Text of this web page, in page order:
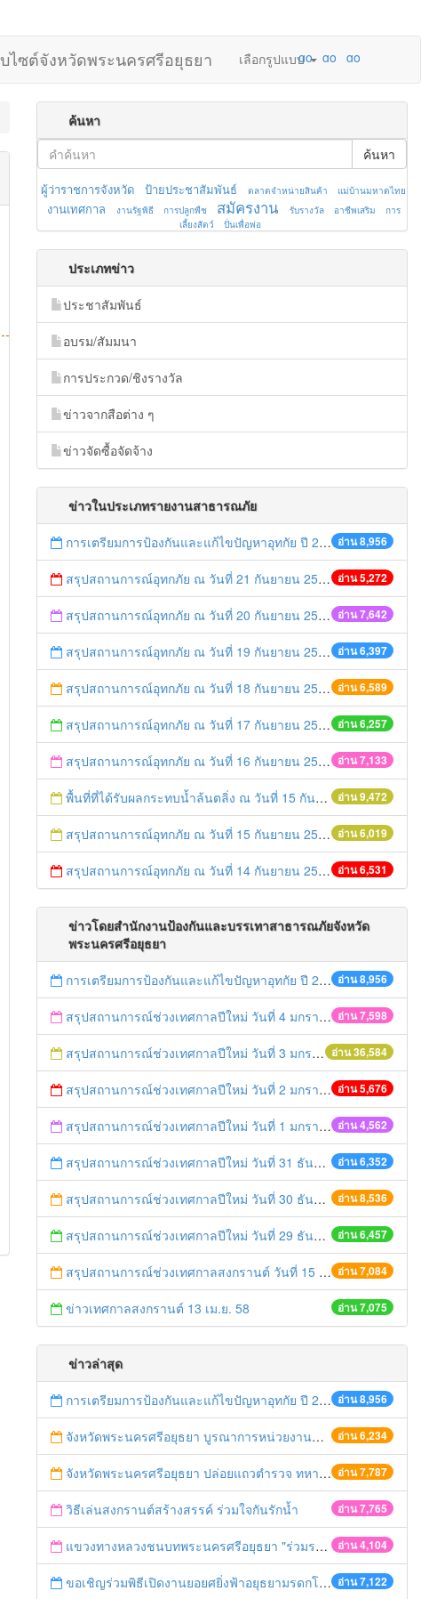
บไซต์จังหวัดพระนครศรีอยุธยา เลือกรูปแบบ
ค้นหา
ค้นหา
ผู้ว่าราชการจังหวัด ป้ายประชาสัมพันธ์ ตลาดจำหน่ายสินค้า แม่บ้านมหาดไทย
งานเทศกาล งานรัฐพิธี การปลูกพืช สมัครงาน รับรางวัล อาชีพเสริม
การ
เลี้ยงสัตว์
ปั่นเพื่อพ่อ
ประเภทข่าว
ประชาสัมพันธ์
อบรม/สัมมนา
การประกวด/ชิงรางวัล
ข่าวจากสือต่าง ๆ
ข่าวจัดซื้อจัดจ้าง
ข่าวในประเภทรายงานสาธารณภัย
อ่าน 8,956
การเตรียมการป้องกันและแก้ไขปัญหาอุทกัย ปี 2561
อ่าน 5,272
สรุปสถานการณ์อุทกภัย ณ วันที่ 21 กันยายน 2557
อ่าน 7,642
สรุปสถานการณ์อุทกภัย ณ วันที่ 20 กันยายน 2557
อ่าน 6,397
สรุปสถานการณ์อุทกภัย ณ วันที่ 19 กันยายน 2557
อ่าน 6,589
สรุปสถานการณ์อุทกภัย ณ วันที่ 18 กันยายน 2557
อ่าน 6,257
สรุปสถานการณ์อุทกภัย ณ วันที่ 17 กันยายน 2557
อ่าน 7,133
สรุปสถานการณ์อุทกภัย ณ วันที่ 16 กันยายน 2557
อ่าน 9,472
พื้นที่ที่ได้รับผลกระทบน้ำล้นตลิ่ง ณ วันที่ 15 กันยายน 2557
อ่าน 6,019
สรุปสถานการณ์อุทกภัย ณ วันที่ 15 กันยายน 2557
อ่าน 6,531
สรุปสถานการณ์อุทกภัย ณ วันที่ 14 กันยายน 2557
ข่าวโดยสำนักงานป้องกันและบรรเทาสาธารณภัยจังหวัด
พระนครศรีอยุธยา
อ่าน 8,956
การเตรียมการป้องกันและแก้ไขปัญหาอุทกัย ปี 2561
อ่าน 7,598
สรุปสถานการณ์ช่วงเทศกาลปีใหม่ วันที่ 4 มกราคม 2559
อ่าน 36,584
สรุปสถานการณ์ช่วงเทศกาลปีใหม่ วันที่ 3 มกราคม 2559
อ่าน 5,676
สรุปสถานการณ์ช่วงเทศกาลปีใหม่ วันที่ 2 มกราคม 2559
อ่าน 4,562
สรุปสถานการณ์ช่วงเทศกาลปีใหม่ วันที่ 1 มกราคม 2559
อ่าน 6,352
สรุปสถานการณ์ช่วงเทศกาลปีใหม่ วันที่ 31 ธันวาคม 2558
อ่าน 8,536
สรุปสถานการณ์ช่วงเทศกาลปีใหม่ วันที่ 30 ธันวาคม 2558
อ่าน 6,457
สรุปสถานการณ์ช่วงเทศกาลปีใหม่ วันที่ 29 ธันวาคม 2558
อ่าน 7,084
สรุปสถานการณ์ช่วงเทศกาลสงกรานต์ วันที่ 15 เมษายน 2558
อ่าน 7,075
ข่าวเทศกาลสงกรานต์ 13 เม.ย. 58
ข่าวล่าสุด
อ่าน 8,956
การเตรียมการป้องกันและแก้ไขปัญหาอุทกัย ปี 2561
อ่าน 6,234
จังหวัดพระนครศรีอยุธยา บูรณาการหน่วยงานที่เกี่ยวข้อง ลงพื้นที่จัดระเบียบและดำเนินมาตรการตามบทลงโทษสูงสุดกับผู้ประกอบการร้านค้าที่ยังฝ่าฝืนตั้งร้านค้ารุกล้ำเขตพื้นที่ทางหลวง เตรียมความปลอดภัยก่อนเทศกาลสงกรานต์
อ่าน 7,787
จังหวัดพระนครศรีอยุธยา ปล่อยแถวตำรวจ ทหาร ฝ่ายปกครอง กว่า 100 นาย ตรวจเข้มท่ารถสาธารณะ สถานีขนส่งรถโดยสาร วินรถตู้ และสถานีรถไฟ เตรียมรับมือเทศกาลสงกรานต์
อ่าน 7,765
วิธีเล่นสงกรานต์สร้างสรรค์ ร่วมใจกันรักน้ำ
อ่าน 4,104
แขวงทางหลวงชนบทพระนครศรีอยุธยา "ร่วมรณรงค์ ขับช้า เปิดไฟหน้า คาดเข็มขัด" เทศกาลสงกรานต์ ปี 2561
อ่าน 7,122
ขอเชิญร่วมพิธีเปิดงานยอยศยิ่งฟ้าอยุธยามรดกโลก